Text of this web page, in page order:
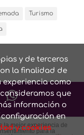
y de terceros
la finalidad de
experiencia como
que
información o
en
y cookies
Turismo
la mejor experiencia de
para la